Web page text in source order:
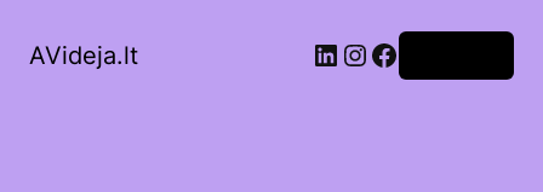
AVideja.lt LinkedIn
Instagram
Facebook